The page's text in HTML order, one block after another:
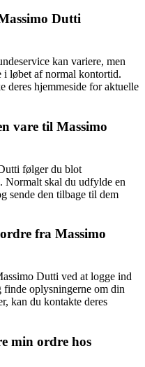
Dutti
kan variere, men
løbet af normal kontortid.
deres hjemmeside for aktuelle
vare til Massimo
følger du blot
Normalt skal du udfylde en
sende den tilbage til dem
fra Massimo
Dutti ved at logge ind
finde oplysningerne om din
kan du kontakte deres
min ordre hos